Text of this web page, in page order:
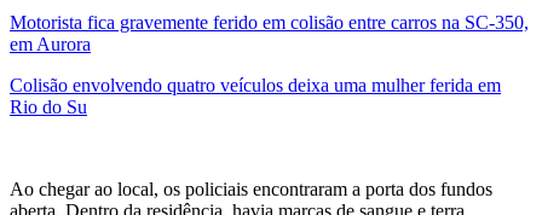
Motorista fica gravemente ferido em colisão entre carros na SC-350,
em Aurora
Colisão envolvendo quatro veículos deixa uma mulher ferida em
Rio do Su
Ao chegar ao local, os policiais encontraram a porta dos fundos
aberta. Dentro da residência, havia marcas de sangue e terra